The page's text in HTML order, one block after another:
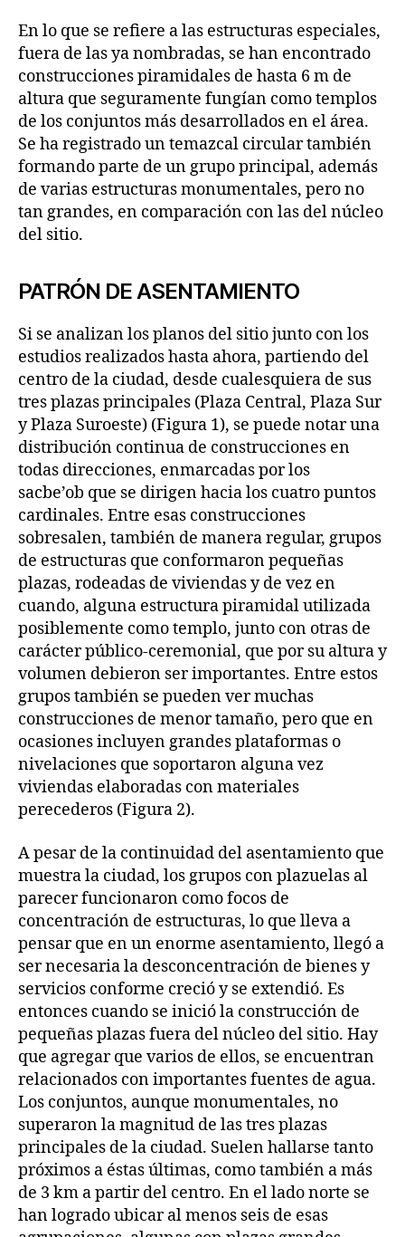
En lo que se refiere a las estructuras especiales,
fuera de las ya nombradas, se han encontrado
construcciones piramidales de hasta 6 m de
altura que seguramente fungían como templos
de los conjuntos más desarrollados en el área.
Se ha registrado un temazcal circular también
formando parte de un grupo principal, además
de varias estructuras monumentales, pero no
tan grandes, en comparación con las del núcleo
del sitio.
PATRÓN DE ASENTAMIENTO
Si se analizan los planos del sitio junto con los
estudios realizados hasta ahora, partiendo del
centro de la ciudad, desde cualesquiera de sus
tres plazas principales (Plaza Central, Plaza Sur
y Plaza Suroeste) (Figura 1), se puede notar una
distribución continua de construcciones en
todas direcciones, enmarcadas por los
sacbe’ob que se dirigen hacia los cuatro puntos
cardinales. Entre esas construcciones
sobresalen, también de manera regular, grupos
de estructuras que conformaron pequeñas
plazas, rodeadas de viviendas y de vez en
cuando, alguna estructura piramidal utilizada
posiblemente como templo, junto con otras de
carácter público-ceremonial, que por su altura y
volumen debieron ser importantes. Entre estos
grupos también se pueden ver muchas
construcciones de menor tamaño, pero que en
ocasiones incluyen grandes plataformas o
nivelaciones que soportaron alguna vez
viviendas elaboradas con materiales
perecederos (Figura 2).
A pesar de la continuidad del asentamiento que
muestra la ciudad, los grupos con plazuelas al
parecer funcionaron como focos de
concentración de estructuras, lo que lleva a
pensar que en un enorme asentamiento, llegó a
ser necesaria la desconcentración de bienes y
servicios conforme creció y se extendió. Es
entonces cuando se inició la construcción de
pequeñas plazas fuera del núcleo del sitio. Hay
que agregar que varios de ellos, se encuentran
relacionados con importantes fuentes de agua.
Los conjuntos, aunque monumentales, no
superaron la magnitud de las tres plazas
principales de la ciudad. Suelen hallarse tanto
próximos a éstas últimas, como también a más
de 3 km a partir del centro. En el lado norte se
han logrado ubicar al menos seis de esas